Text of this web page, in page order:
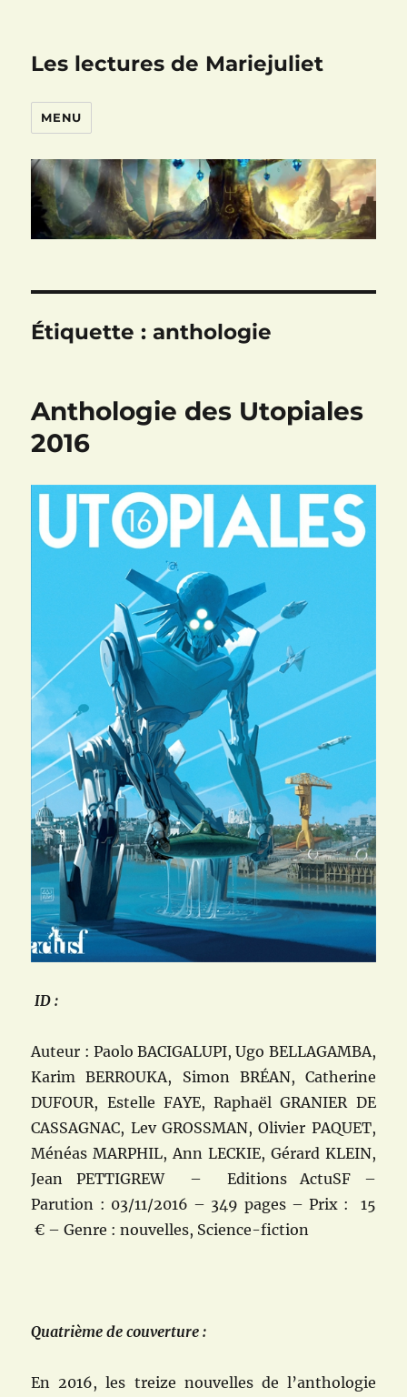
Les lectures de Mariejuliet
MENU
Étiquette :anthologie
Anthologie des Utopiales
2016
ID :
Auteur : Paolo BACIGALUPI, Ugo BELLAGAMBA,
Karim BERROUKA, Simon BRÉAN, Catherine
DUFOUR, Estelle FAYE, Raphaël GRANIER DE
CASSAGNAC, Lev GROSSMAN, Olivier PAQUET,
Ménéas MARPHIL, Ann LECKIE, Gérard KLEIN,
Jean PETTIGREW – Editions ActuSF –
Parution : 03/11/2016 – 349 pages – Prix : 15
€ – Genre : nouvelles, Science-fiction
Quatrième de couverture :
En 2016, les treize nouvelles de l’anthologie